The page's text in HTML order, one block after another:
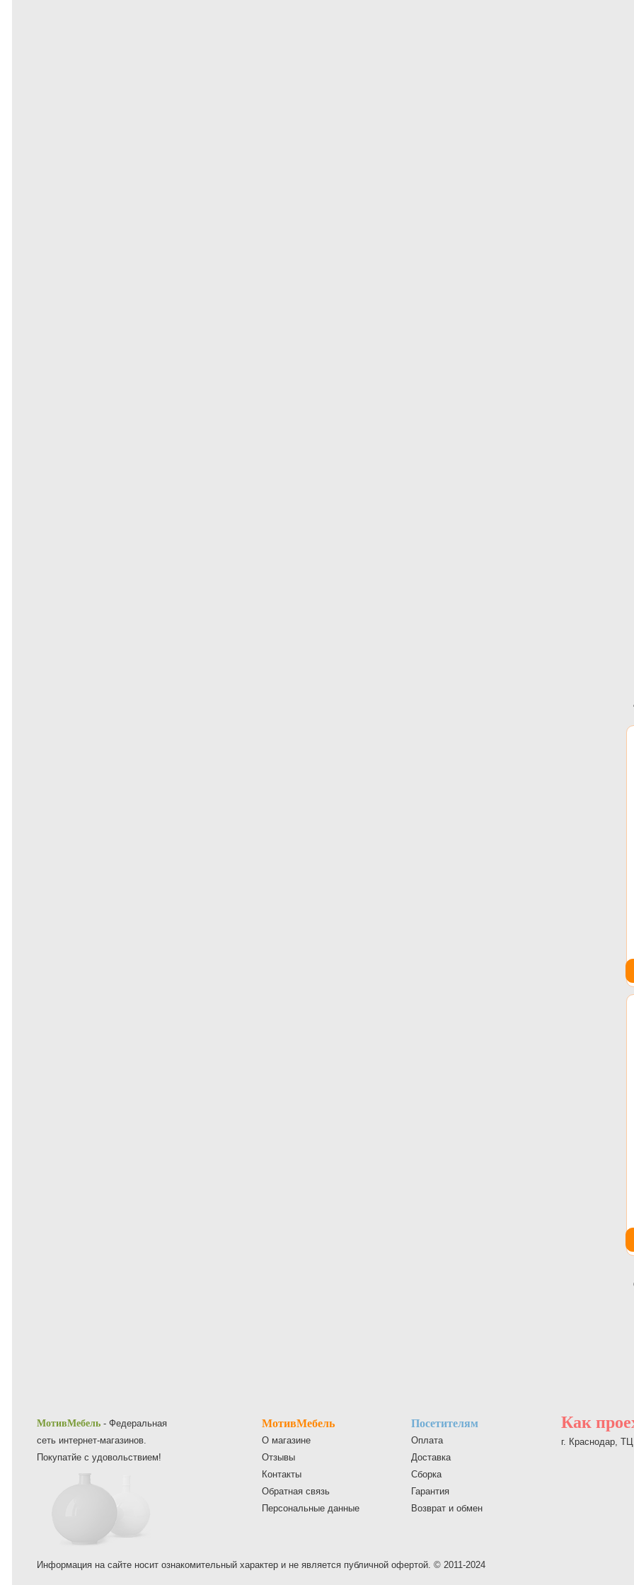
МотивМебель - Федеральная
сеть интернет-магазинов.
Покупатйе с удовольствием!
МотивМебель
О магазине
Отзывы
Контакты
Обратная связь
Персональные данные
Посетителям
Оплата
Доставка
Сборка
Гарантия
Возврат и обмен
Как
г. Краснодар,
Информация на сайте носит ознакомительный характер и не является публичной офертой. © 2011-2024